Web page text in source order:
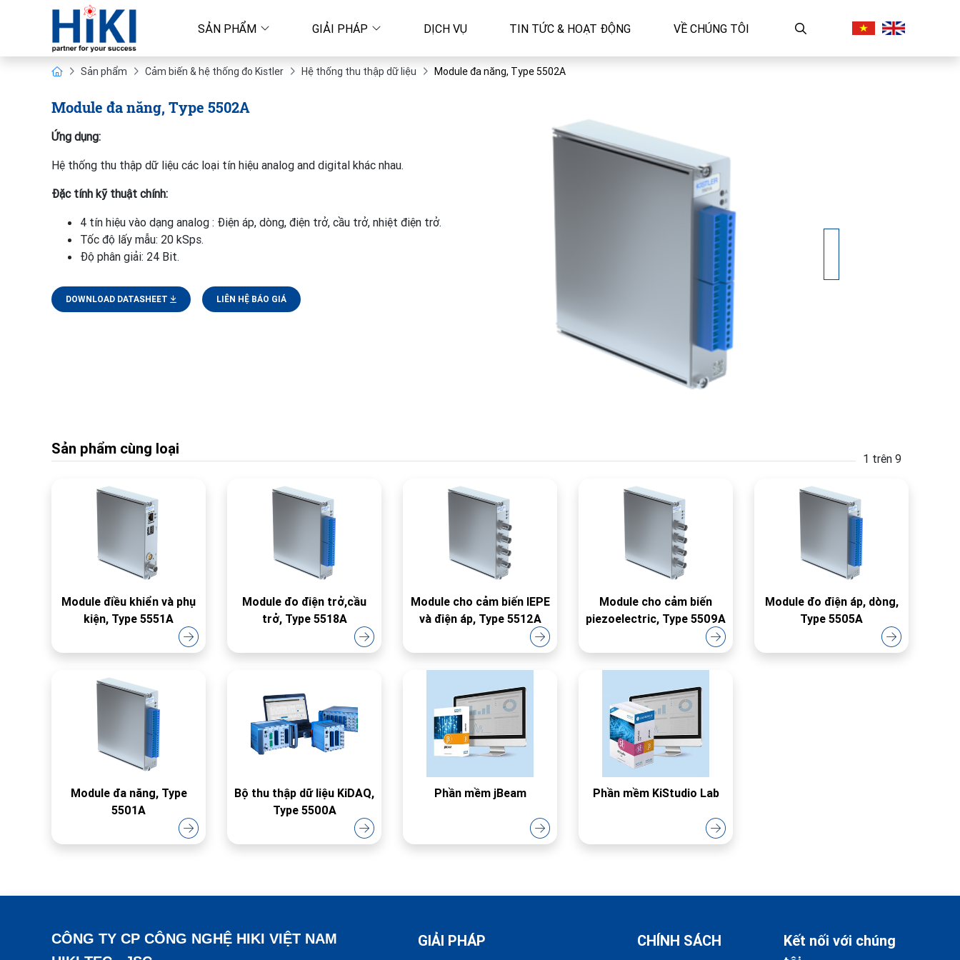
SẢN PHẨM GIẢI PHÁP DỊCH VỤ TIN TỨC & HOẠT ĐỘNG VỀ CHÚNG TÔI
Sản phẩm Cảm biến & hệ thống đo Kistler Hệ thống thu thập dữ liệu Module đa năng, Type 5502A
Module đa năng, Type 5502A
Ứng dụng:
Hệ thống thu thập dữ liệu các loại tín hiệu analog and digital khác nhau.
Đặc tính kỹ thuật chính:
4 tín hiệu vào dạng analog : Điện áp, dòng, điện trở, cầu trở, nhiệt điện trở.
Tốc độ lấy mẫu: 20 kSps.
Độ phân giải: 24 Bit.
DOWNLOAD DATASHEET LIÊN HỆ BÁO GIÁ
Sản phẩm cùng loại
1 trên 9
Module điều khiển và phụ
kiện, Type 5551A
Module đo điện trở,cầu
trở, Type 5518A
Module cho cảm biến IEPE
và điện áp, Type 5512A
Module cho cảm biến
piezoelectric, Type 5509A
Module đo điện áp, dòng,
Type 5505A
Module đa năng, Type
5501A
Bộ thu thập dữ liệu KiDAQ,
Type 5500A
Phần mềm jBeam Phần mềm KiStudio Lab
CÔNG TY CP CÔNG NGHỆ HIKI VIỆT NAM
GIẢI PHÁP CHÍNH SÁCH
Kết nối với chúng